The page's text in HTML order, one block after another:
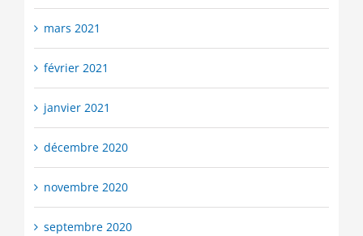
mars 2021
février 2021
janvier 2021
décembre 2020
novembre 2020
septembre 2020